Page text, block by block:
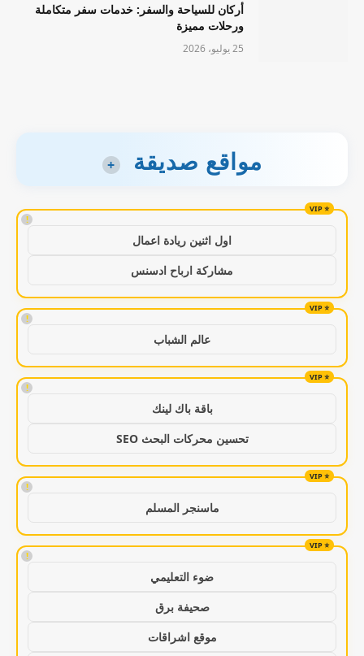
أركان للسياحة والسفر: خدمات سفر متكاملة
ورحلات مميزة
25 يوليو، 2026
مواقع صديقة +
!
اول اثنين ريادة اعمال
مشاركة ارباح ادسنس
!
عالم الشباب
!
باقة باك لينك
تحسين محركات البحث SEO
!
ماسنجر المسلم
!
ضوء التعليمي
صحيفة برق
موقع اشراقات